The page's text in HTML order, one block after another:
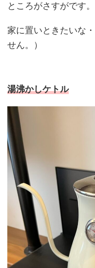
ところがさすがです。
家に置いときたいな
せん。）
湯沸かしケトル